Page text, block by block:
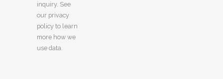
inquiry. See
our privacy
policy to learn
more how we
use data.